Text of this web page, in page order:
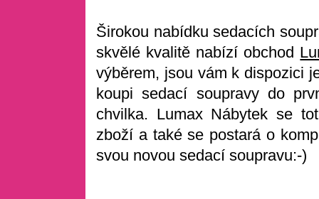
Širokou nabídku sedacích
skvělé kvalitě nabízí obchod
výběrem, jsou vám k dispozici
koupi sedací soupravy do
chvilka. Lumax Nábytek se
zboží a také se postará o
svou novou sedací soupravu:-)